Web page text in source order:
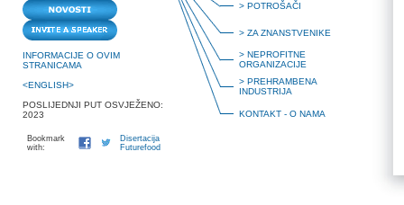
INFORMACIJE O OVIM
STRANICAMA
<ENGLISH>
POSLIJEDNJI PUT OSVJEŽENO:
2023
Bookmark
with:
Disertacija
Futurefood
> POTROŠAČI
> ZA ZNANSTVENIKE
> NEPROFITNE
ORGANIZACIJE
> PREHRAMBENA
INDUSTRIJA
KONTAKT - O NAMA